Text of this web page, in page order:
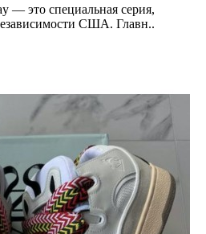
— это специальная серия,
США. Главн..